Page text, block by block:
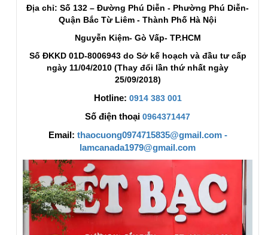
Địa chỉ: Số 132 – Đường Phú Diễn - Phường Phú Diễn-
Quận Bắc Từ Liêm - Thành Phố Hà Nội
Nguyễn Kiệm- Gò Vấp- TP.HCM
Số ĐKKD 01D-8006943 do Sở kế hoạch và đầu tư cấp
ngày 11/04/2010 (Thay đổi lần thứ nhất ngày
25/09/2018)
Hotline: 0914 383 001
Số điện thoại 0964371447
Email: thaocuong0974715835@gmail.com -
lamcanada1979@gmail.com